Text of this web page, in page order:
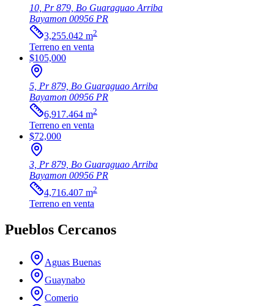
10, Pr 879, Bo Guaraguao Arriba
Bayamon 00956 PR
3,255.042 m2
Terreno en venta
$105,000
5, Pr 879, Bo Guaraguao Arriba
Bayamon 00956 PR
6,917.464 m2
Terreno en venta
$72,000
3, Pr 879, Bo Guaraguao Arriba
Bayamon 00956 PR
4,716.407 m2
Terreno en venta
Pueblos Cercanos
Aguas Buenas
Guaynabo
Comerio